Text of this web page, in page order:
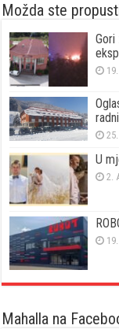
Možda ste
Gori
U
2.
Mahalla na